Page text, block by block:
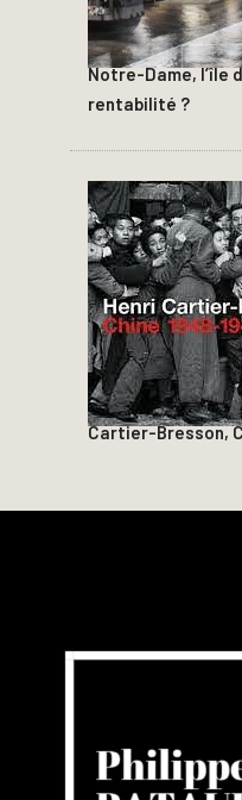
Notre-Dame, l’île
rentabilité ?
Cartier-Bresson,